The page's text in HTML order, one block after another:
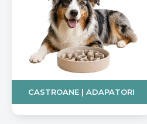
CASTROANE | ADAPATORI